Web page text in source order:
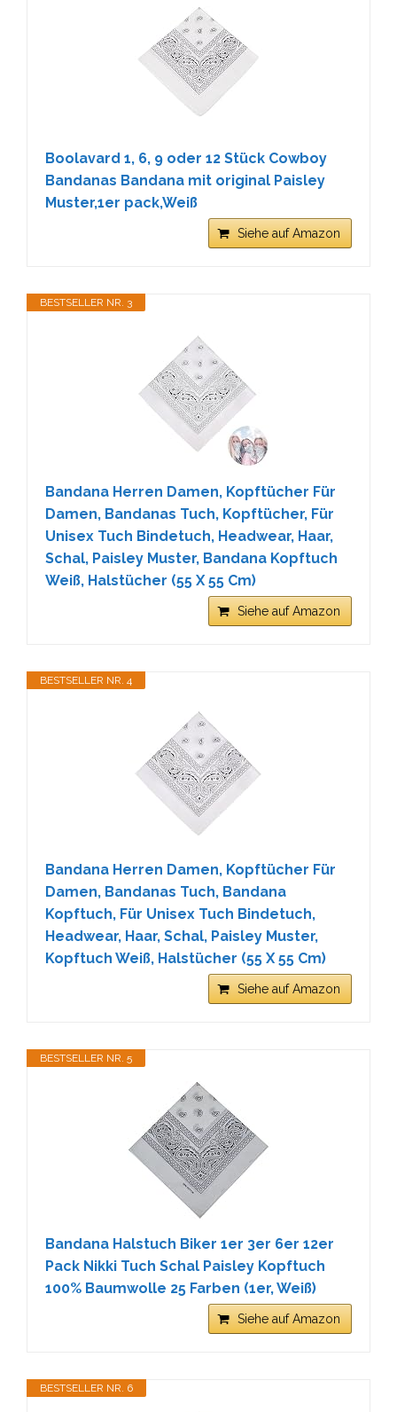
Boolavard 1, 6, 9 oder 12 Stück Cowboy
Bandanas Bandana mit original Paisley
Muster,1er pack,Weiß
Siehe auf Amazon
BESTSELLER NR. 3
Bandana Herren Damen, Kopftücher Für
Damen, Bandanas Tuch, Kopftücher, Für
Unisex Tuch Bindetuch, Headwear, Haar,
Schal, Paisley Muster, Bandana Kopftuch
Weiß, Halstücher (55 X 55 Cm)
Siehe auf Amazon
BESTSELLER NR. 4
Bandana Herren Damen, Kopftücher Für
Damen, Bandanas Tuch, Bandana
Kopftuch, Für Unisex Tuch Bindetuch,
Headwear, Haar, Schal, Paisley Muster,
Kopftuch Weiß, Halstücher (55 X 55 Cm)
Siehe auf Amazon
BESTSELLER NR. 5
Bandana Halstuch Biker 1er 3er 6er 12er
Pack Nikki Tuch Schal Paisley Kopftuch
100% Baumwolle 25 Farben (1er, Weiß)
Siehe auf Amazon
BESTSELLER NR. 6